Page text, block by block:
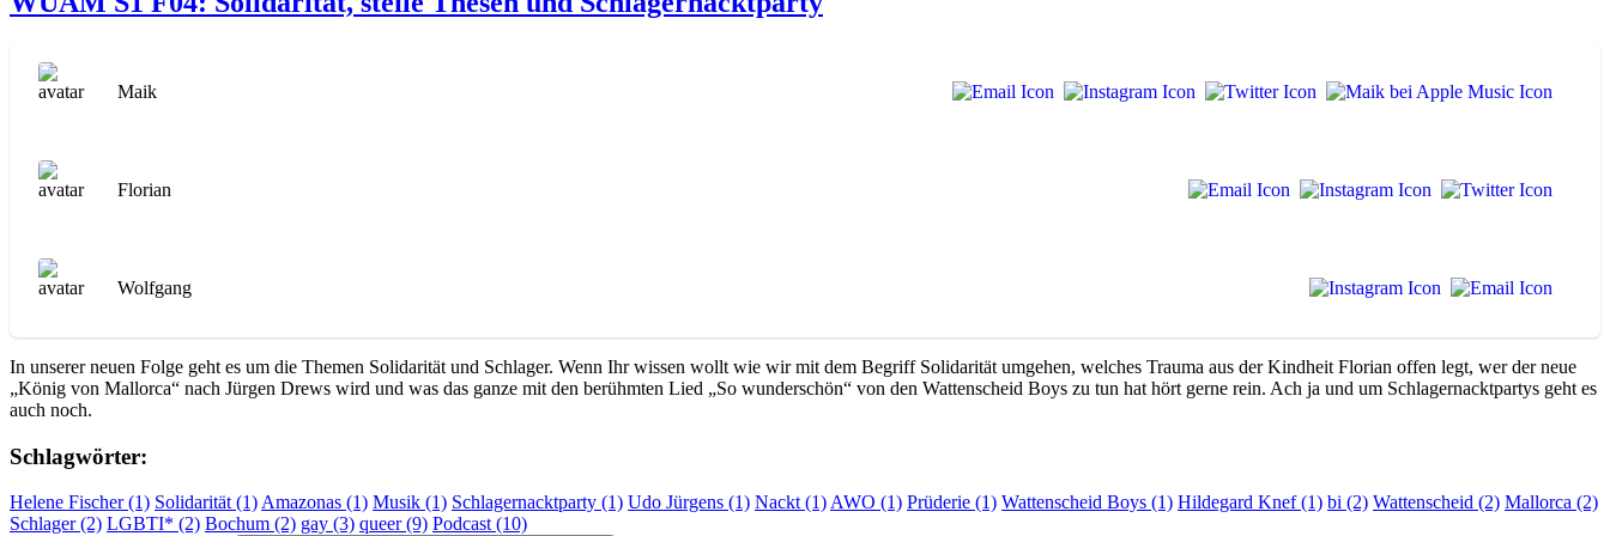
Maik
Florian
Wolfgang
In unserer neuen Folge geht es um die Themen Solidarität und Schlager. Wenn Ihr wissen wollt wie wir mit dem Begriff Solidarität umgehen, welches Trauma aus der Kindheit Florian offen legt, wer der neue
„König von Mallorca“ nach Jürgen Drews wird und was das ganze mit den berühmten Lied „So wunderschön“ von den Wattenscheid Boys zu tun hat hört gerne rein. Ach ja und um Schlagernacktpartys geht es
auch noch.
Schlagwörter:
Helene Fischer (1) Solidarität (1) Amazonas (1) Musik (1) Schlagernacktparty (1) Udo Jürgens (1) Nackt (1) AWO (1) Prüderie (1) Wattenscheid Boys (1) Hildegard Knef (1) bi (2) Wattenscheid (2) Mallorca (2)
Schlager (2) LGBTI* (2) Bochum (2) gay (3) queer (9) Podcast (10)